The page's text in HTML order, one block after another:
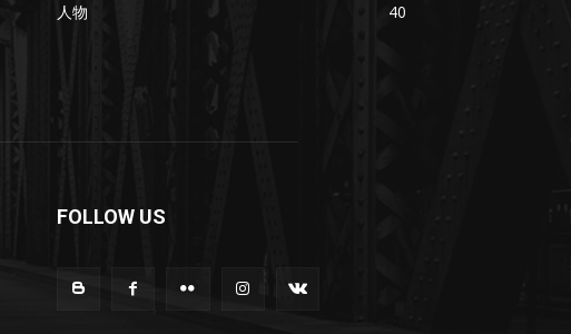
人物
40
FOLLOW US